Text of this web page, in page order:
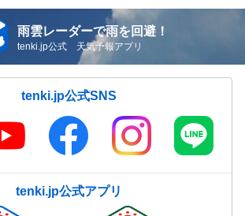
雨雲レーダーで雨を回避！
tenki.jp公式 天気予報アプリ
tenki.jp公式SNS
tenki.jp公式アプリ